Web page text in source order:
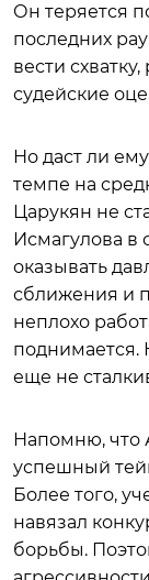
Он теряется
последних
вести
судейские
Но даст ли
темпе на
Царукян не
Исмагулова в
оказывать
сближения и
неплохо
поднимается.
еще не
Напомню, что
успешный
Более того,
навязал
борьбы.